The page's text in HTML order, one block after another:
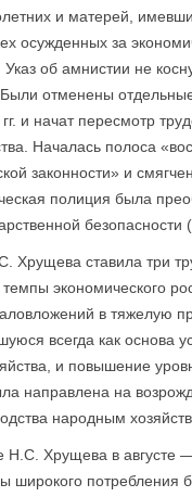
и матерей,
осужденных за
об амнистии не
отменены
и начат пересмотр
Началась полоса
законности» и
полиция была
безопасности
Хрущева ставила три
экономического
в тяжелую
всегда как основа
и повышение
направлена на
народным
Н.С. Хрущева в августе
широкого потребления